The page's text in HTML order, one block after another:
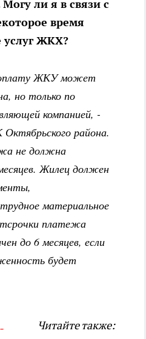
ли я в связи с
время
услуг ЖКХ?
ЖКУ может
но только по
компанией, -
района.
не должна
Жилец должен
материальное
платежа
до 6 месяцев, если
будет
Читайте также: